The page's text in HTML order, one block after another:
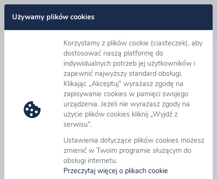
Używamy plików cookies
Korzystamy z plików cookie (ciasteczek), aby
dostosować naszą platformę do
indywidualnych potrzeb jej użytkowników i
zapewnić najwyższy standard obsługi.
Klikając „Akceptuj” wyrażasz zgodę na
zapisywanie cookies w pamięci swojego
urządzenia. Jeżeli nie wyrażasz zgody na
użycie plików cookies kliknij „Wyjdź z
serwisu”.
Ustawienia dotyczące plików cookies możesz
zmienić w Twoim programie służącym do
obsługi internetu.
Przeczytaj więcej o plikach cookie
Deklaracja dostępności
GK eB2B zobowiązuje się zapewnić dostępność
witryny internetowej https://platforma.eb2b.com.pl
wszystkich innych subdomen budowanych na
indywidualne potrzeby Klientów GK eB2B zgodnie z
ustawą z dnia 4 kwietnia 2019 r. o dostępności
podmiotów publicznych. Oświadczenie w sprawie
dostępności ma zastosowanie do witryny
https://platforma.eb2b.com.pl